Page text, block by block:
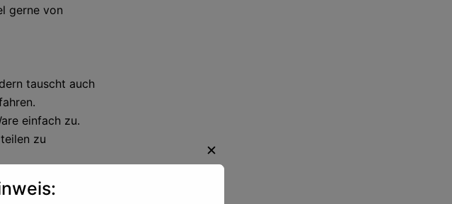
gerne von
tauscht auch
einfach zu.
zu
Fall
✕